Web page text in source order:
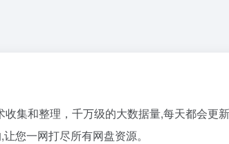
收集和整理，千万级的大数据量,每天都会更
您一网打尽所有网盘资源。